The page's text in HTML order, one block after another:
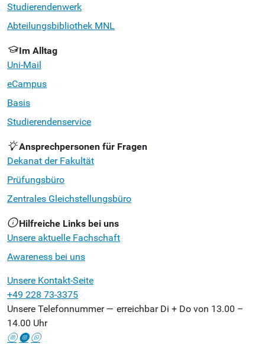
Studierendenwerk
Abteilungsbibliothek MNL
Im Alltag
Uni-Mail
eCampus
Basis
Studierendenservice
Ansprechpersonen für Fragen
Dekanat der Fakultät
Prüfungsbüro
Zentrales Gleichstellungsbüro
Hilfreiche Links bei uns
Unsere aktuelle Fachschaft
Awareness bei uns
Unsere Kontakt-Seite
+49 228 73-3375
Unsere Telefonnummer — erreichbar Di + Do von 13.00 –
14.00 Uhr